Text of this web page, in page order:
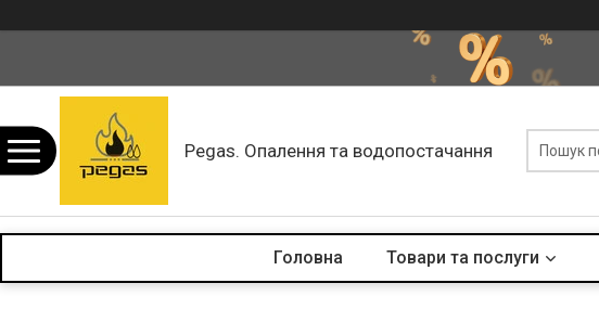
Pegas. Опалення та водопостачання
Головна Товари та послуги